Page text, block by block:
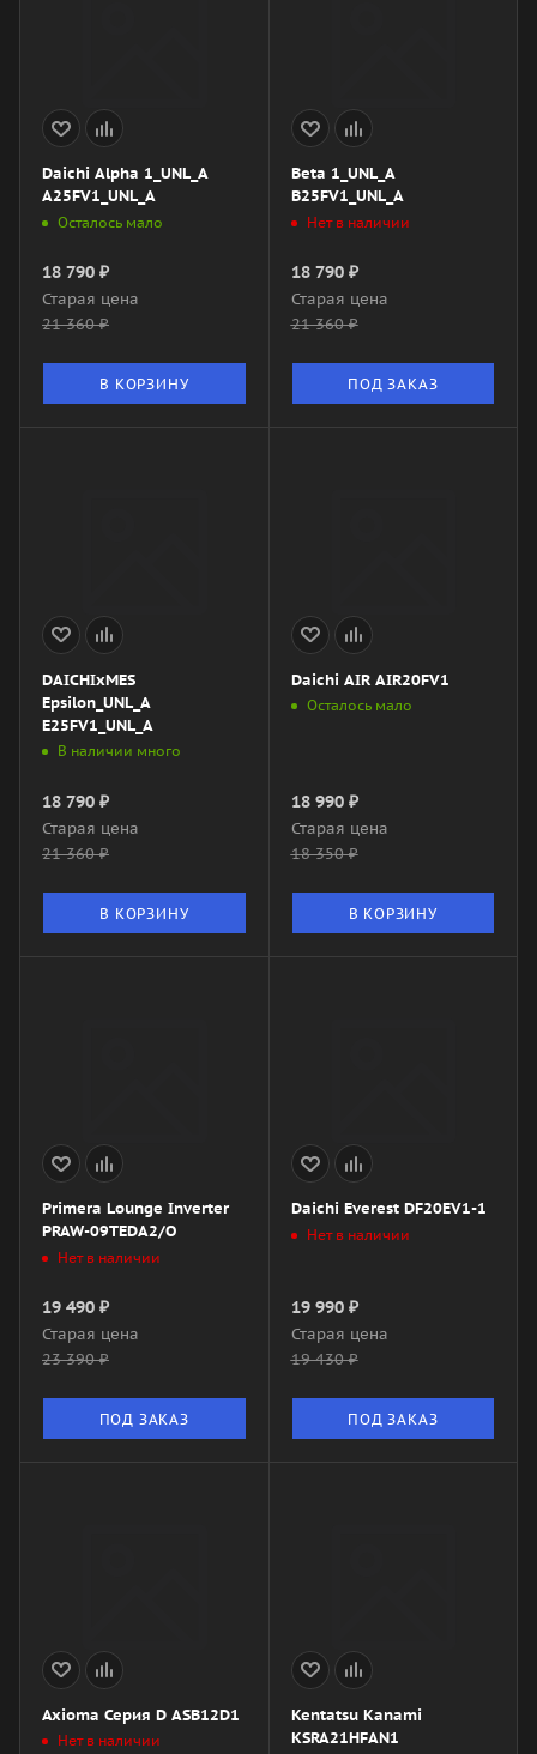
Daichi Alpha 1_UNL_A
A25FV1_UNL_A
Осталось мало
18 790 ₽
Старая цена
21 360₽
В КОРЗИНУ
Beta 1_UNL_A
B25FV1_UNL_A
Нет в наличии
18 790₽
Старая цена
21 360₽
ПОД ЗАКАЗ
DAICHIxMES
Epsilon_UNL_A
E25FV1_UNL_A
В наличии много
18 790 ₽
Старая цена
21 360₽
В КОРЗИНУ
Daichi AIR AIR20FV1
Осталось мало
18 990₽
Старая цена
18 350₽
В КОРЗИНУ
Primera Lounge Inverter
PRAW-09TEDA2/O
Нет в наличии
19 490 ₽
Старая цена
23 390₽
ПОД ЗАКАЗ
Daichi Everest DF20EV1-1
Нет в наличии
19 990₽
Старая цена
19 430₽
ПОД ЗАКАЗ
Axioma Серия D ASB12D1
Нет в наличии
Kentatsu Kanami
KSRA21HFAN1